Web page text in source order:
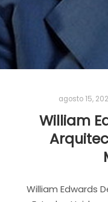
agosto 15,
William
William Edwards